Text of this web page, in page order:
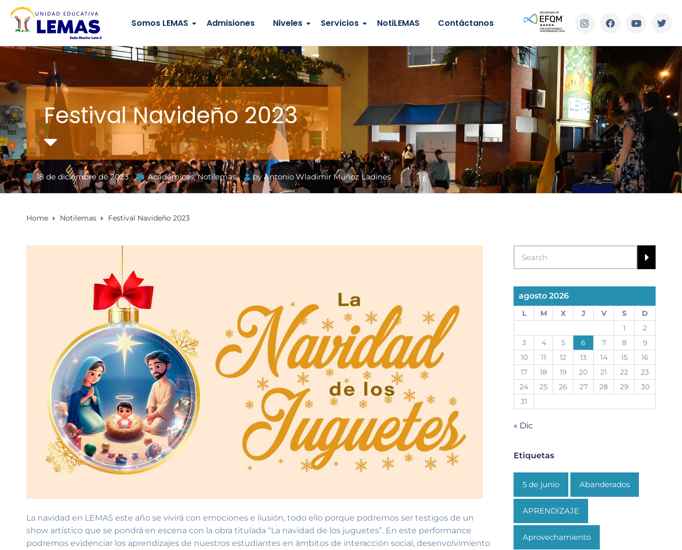
Somos LEMAS Admisiones Niveles Servicios NotiLEMAS Contáctanos
Festival Navideño 2023
18 de diciembre de 2023 Académicas,Notilemas byAntonio Wladimir Muñoz Ladines
Home Notilemas Festival Navideño 2023
La navidad en LEMAS este año se vivirá con emociones e ilusión, todo ello porque podremos ser testigos de un
show artístico que se pondrá en escena con la obra titulada “La navidad de los juguetes”. En este performance
podremos evidenciar los aprendizajes de nuestros estudiantes en ámbitos de interacción social, desenvolvimiento
agosto 2026
L M X J V S
D
1
2
3
4 5 6 7 8
9
10
11 12 13 14 15
16
17
18 19 20 21 22
23
24
25 26 27 28 29
30
31
« Dic
Etiquetas
5 de junio Abanderados
APRENDIZAJE
Aprovechamiento